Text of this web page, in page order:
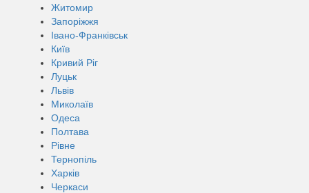
Житомир
Запоріжжя
Івано-Франківськ
Київ
Кривий Ріг
Луцьк
Львів
Миколаїв
Одеса
Полтава
Рівне
Тернопіль
Харків
Черкаси